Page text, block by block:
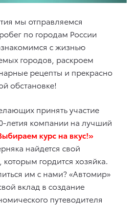
мы отправляемся
по городам России
с жизнью
городов, раскроем
рецепты и прекрасно
обстановке!
принять участие
летия компании на лучший
курс на вкус!»
найдется свой
гордится хозяйка.
им с нами? «Автомир»
вклад в создание
путеводителя